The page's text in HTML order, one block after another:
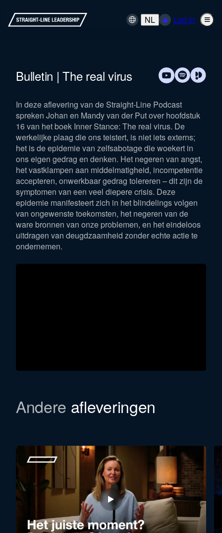
NL Log in
Bulletin | The real virus
In deze aflevering van de Straight-Line Podcast
spreken Johan en Mandy van der Put over hoofdstuk
16 van het boek Inner Stance: The real virus. De
werkelijke plaag die ons teistert, is niet iets externs;
het is de epidemie van zelfsabotage die woekert in
ons eigen gedrag en denken. Het negeren van angst,
het vastklampen aan middelmatigheid, incompetentie
accepteren, onwerkbaar gedrag tolereren – dit zijn de
symptomen van een veel diepere crisis. Deze
epidemie manifesteert zich in het blindelings volgen
van ongewenste toekomsten, het negeren van de
ware bronnen van onze problemen, en het eindeloos
uitdragen van deugdzaamheid zonder echte actie te
ondernemen.
Andere afleveringen